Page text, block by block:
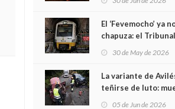
El ‘Fevemocho’ ya
chapuza: el
sobrecoste de los
cabían por los
30 de May de 2026
La variante de
teñirse de luto:
05 de Jun de 2026